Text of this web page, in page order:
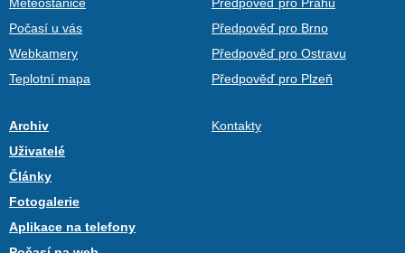
Meteostanice
Počasí u vás
Webkamery
Teplotní mapa
Předpověď pro Prahu
Předpověď pro Brno
Předpověď pro Ostravu
Předpověď pro Plzeň
Archiv
Uživatelé
Články
Fotogalerie
Aplikace na telefony
Kontakty